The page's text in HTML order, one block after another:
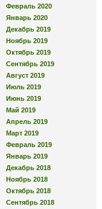
Февраль 2020
Январь 2020
Декабрь 2019
Ноябрь 2019
Октябрь 2019
Сентябрь 2019
Август 2019
Июль 2019
Июнь 2019
Май 2019
Апрель 2019
Март 2019
Февраль 2019
Январь 2019
Декабрь 2018
Ноябрь 2018
Октябрь 2018
Сентябрь 2018